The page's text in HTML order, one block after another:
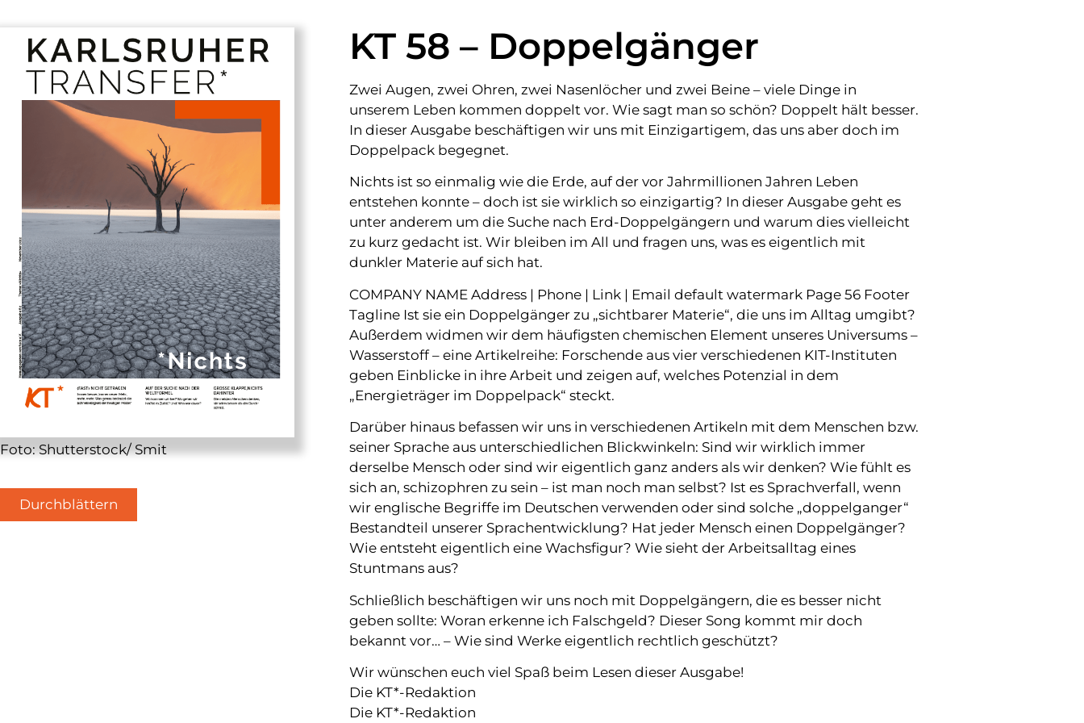
Foto: Shutterstock/ Smit
Durchblättern
KT 58 – Doppelgänger
Zwei Augen, zwei Ohren, zwei Nasenlöcher und zwei Beine – viele Dinge in
unserem Leben kommen doppelt vor. Wie sagt man so schön? Doppelt hält besser.
In dieser Ausgabe beschäftigen wir uns mit Einzigartigem, das uns aber doch im
Doppelpack begegnet.
Nichts ist so einmalig wie die Erde, auf der vor Jahrmillionen Jahren Leben
entstehen konnte – doch ist sie wirklich so einzigartig? In dieser Ausgabe geht es
unter anderem um die Suche nach Erd-Doppelgängern und warum dies vielleicht
zu kurz gedacht ist. Wir bleiben im All und fragen uns, was es eigentlich mit
dunkler Materie auf sich hat.
COMPANY NAME Address | Phone | Link | Email default watermark Page 56 Footer
Tagline Ist sie ein Doppelgänger zu „sichtbarer Materie“, die uns im Alltag umgibt?
Außerdem widmen wir dem häufigsten chemischen Element unseres Universums –
Wasserstoff – eine Artikelreihe: Forschende aus vier verschiedenen KIT-Instituten
geben Einblicke in ihre Arbeit und zeigen auf, welches Potenzial in dem
„Energieträger im Doppelpack“ steckt.
Darüber hinaus befassen wir uns in verschiedenen Artikeln mit dem Menschen bzw.
seiner Sprache aus unterschiedlichen Blickwinkeln: Sind wir wirklich immer
derselbe Mensch oder sind wir eigentlich ganz anders als wir denken? Wie fühlt es
sich an, schizophren zu sein – ist man noch man selbst? Ist es Sprachverfall, wenn
wir englische Begriffe im Deutschen verwenden oder sind solche „doppelganger“
Bestandteil unserer Sprachentwicklung? Hat jeder Mensch einen Doppelgänger?
Wie entsteht eigentlich eine Wachsfigur? Wie sieht der Arbeitsalltag eines
Stuntmans aus?
Schließlich beschäftigen wir uns noch mit Doppelgängern, die es besser nicht
geben sollte: Woran erkenne ich Falschgeld? Dieser Song kommt mir doch
bekannt vor… – Wie sind Werke eigentlich rechtlich geschützt?
Wir wünschen euch viel Spaß beim Lesen dieser Ausgabe!
Die KT*-Redaktion
Die KT*-Redaktion